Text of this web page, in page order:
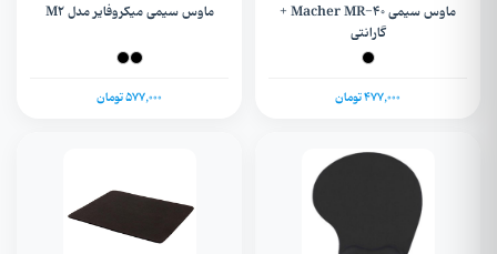
ماوس سیمی Macher MR-40 +
گارانتی
477,000 تومان
ماوس سیمی میکروفایر مدل M2
577,000 تومان